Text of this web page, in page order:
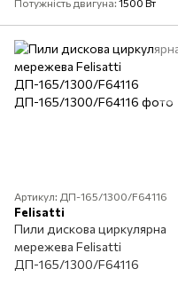
Артикул: ДП-165/1300/F64116
Felisatti
Пили дискова циркулярна
мережева Felisatti
ДП-165/1300/F64116